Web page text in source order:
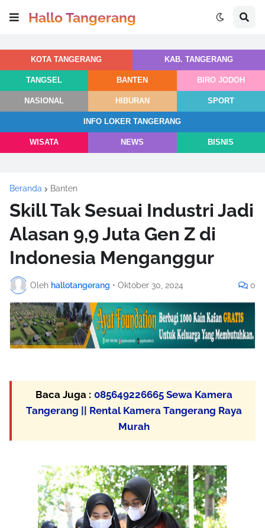
Hallo Tangerang
KOTA TANGERANG KAB. TANGERANG
TANGSEL BANTEN BIRO JODOH
NASIONAL HIBURAN SPORT
INFO LOKER TANGERANG
WISATA NEWS BISNIS
Beranda Banten
Skill Tak Sesuai Industri Jadi
Alasan 9,9 Juta Gen Z di
Indonesia Menganggur
Oleh hallotangerang • Oktober 30, 2024 0
Baca Juga : 085649226665 Sewa Kamera
Tangerang || Rental Kamera Tangerang Raya
Murah